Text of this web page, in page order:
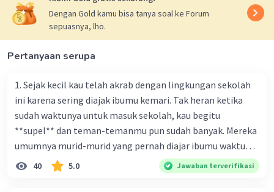
Dengan Gold kamu bisa tanya soal ke Forum
sepuasnya, lho.
Pertanyaan serupa
1. Sejak kecil kau telah akrab dengan lingkungan sekolah
ini karena sering diajak ibumu kemari. Tak heran ketika
sudah waktunya untuk masuk sekolah, kau begitu
**supel** dan teman-temanmu pun sudah banyak. Mereka
umumnya murid-murid yang pernah diajar ibumu waktu
kelas satu. Sedangkan aku? Aku waktu itu baru saja pindah
ke kota kecil ini. Makna kata bercetak tebal dalam kutipan
40 5.0 Jawaban terverifikasi